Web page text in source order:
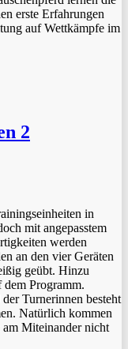
erste Erfahrungen
auf Wettkämpfe im
2
in
mit angepasstem
werden
an den vier Geräten
geübt. Hinzu
Programm.
Turnerinnen besteht
Natürlich kommen
am Miteinander nicht